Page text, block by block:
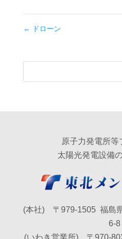
← ドローン
原子力発電所等
太陽光発電設備
(本社) 〒979-1505 福島
6-8
(いわき営業所) 〒970-